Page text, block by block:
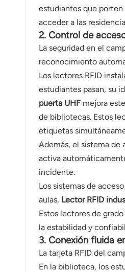
estudiantes que
acceder a las
2. Control de
La seguridad en el
reconocimiento
Los lectores RFID
estudiantes pasan, su
puerta UHFmejora
de bibliotecas. Estos
etiquetas
Además, el sistema de
activa
incidente.
Los sistemas de
aulas, Lector RFID
Estos lectores de
la estabilidad y
3. Conexión fluida
La tarjeta RFID del
En la biblioteca, los